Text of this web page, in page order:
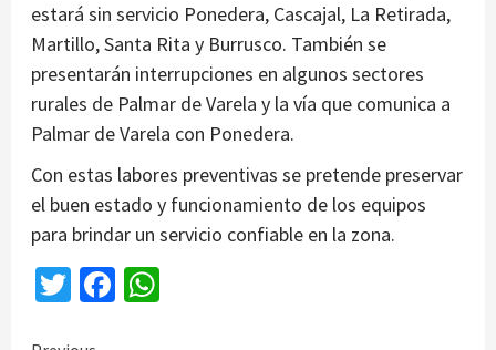
estará sin servicio Ponedera, Cascajal, La Retirada,
Martillo, Santa Rita y Burrusco. También se
presentarán interrupciones en algunos sectores
rurales de Palmar de Varela y la vía que comunica a
Palmar de Varela con Ponedera.
Con estas labores preventivas se pretende preservar
el buen estado y funcionamiento de los equipos
para brindar un servicio confiable en la zona.
TwitterFacebook